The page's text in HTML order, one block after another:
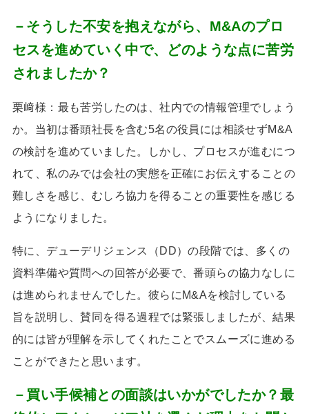
－そうした不安を抱えながら、M&Aのプロ
セスを進めていく中で、どのような点に苦労
されましたか？
栗﨑様：最も苦労したのは、社内での情報管理でしょう
か。当初は番頭社長を含む5名の役員には相談せずM&A
の検討を進めていました。しかし、プロセスが進むにつ
れて、私のみでは会社の実態を正確にお伝えすることの
難しさを感じ、むしろ協力を得ることの重要性を感じる
ようになりました。
特に、デューデリジェンス（ DD）の段階では、多くの
資料準備や質問への回答が必要で、番頭らの協力なしに
は進められませんでした。彼らに M&Aを検討している
旨を説明し、賛同を得る過程では緊張しましたが、結果
的には皆が理解を示してくれたことでスムーズに進める
ことができたと思います。
－買い手候補との面談はいかがでしたか？最